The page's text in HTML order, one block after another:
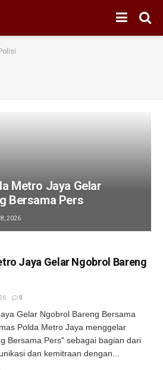
Metro Jaya Gelar
Bersama Pers
8, 2026
Jaya Gelar Ngobrol Bareng
0
Gelar Ngobrol Bareng Bersama
Polda Metro Jaya menggelar
Bersama Pers" sebagai bagian dari
dan kemitraan dengan...